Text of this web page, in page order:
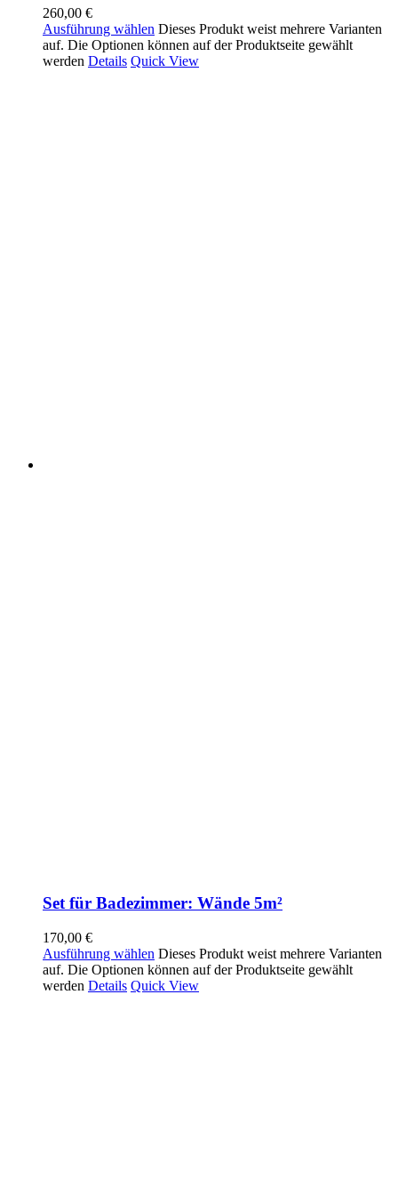
260,00 €
Ausführung wählen Dieses Produkt weist mehrere Varianten
auf. Die Optionen können auf der Produktseite gewählt
werden Details Quick View
Set für Badezimmer: Wände 5m²
170,00 €
Ausführung wählen Dieses Produkt weist mehrere Varianten
auf. Die Optionen können auf der Produktseite gewählt
werden Details Quick View